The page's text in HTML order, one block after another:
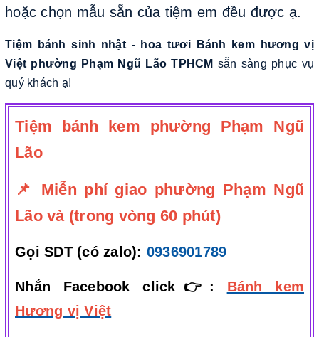
hoặc chọn mẫu sẵn của tiệm em đều được ạ.
Tiệm bánh sinh nhật - hoa tươi Bánh kem hương vị
Việt phường Phạm Ngũ Lão TPHCM sẵn sàng phục vụ
quý khách ạ!
Tiệm bánh kem phường Phạm Ngũ
Lão
📌 Miễn phí giao phường Phạm Ngũ
Lão và (trong vòng 60 phút)
Gọi SDT (có zalo): 0936901789
Nhắn Facebook click👉: Bánh kem
Hương vị Việt